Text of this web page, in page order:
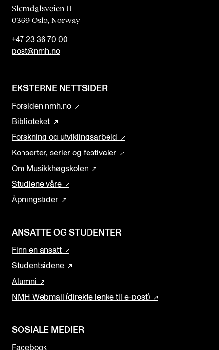
Slemdalsveien 11
0369 Oslo, Norway
+47 23 36 70 00
post@nmh.no
EKSTERNE NETTSIDER
Forsiden nmh.no
Biblioteket
Forskning og utviklingsarbeid
Konserter, serier og festivaler
Om Musikkhøgskolen
Studiene våre
Åpningstider
ANSATTE OG STUDENTER
Finn en ansatt
Studentsidene
Alumni
NMH Webmail (direkte lenke til e-post)
SOSIALE MEDIER
Facebook